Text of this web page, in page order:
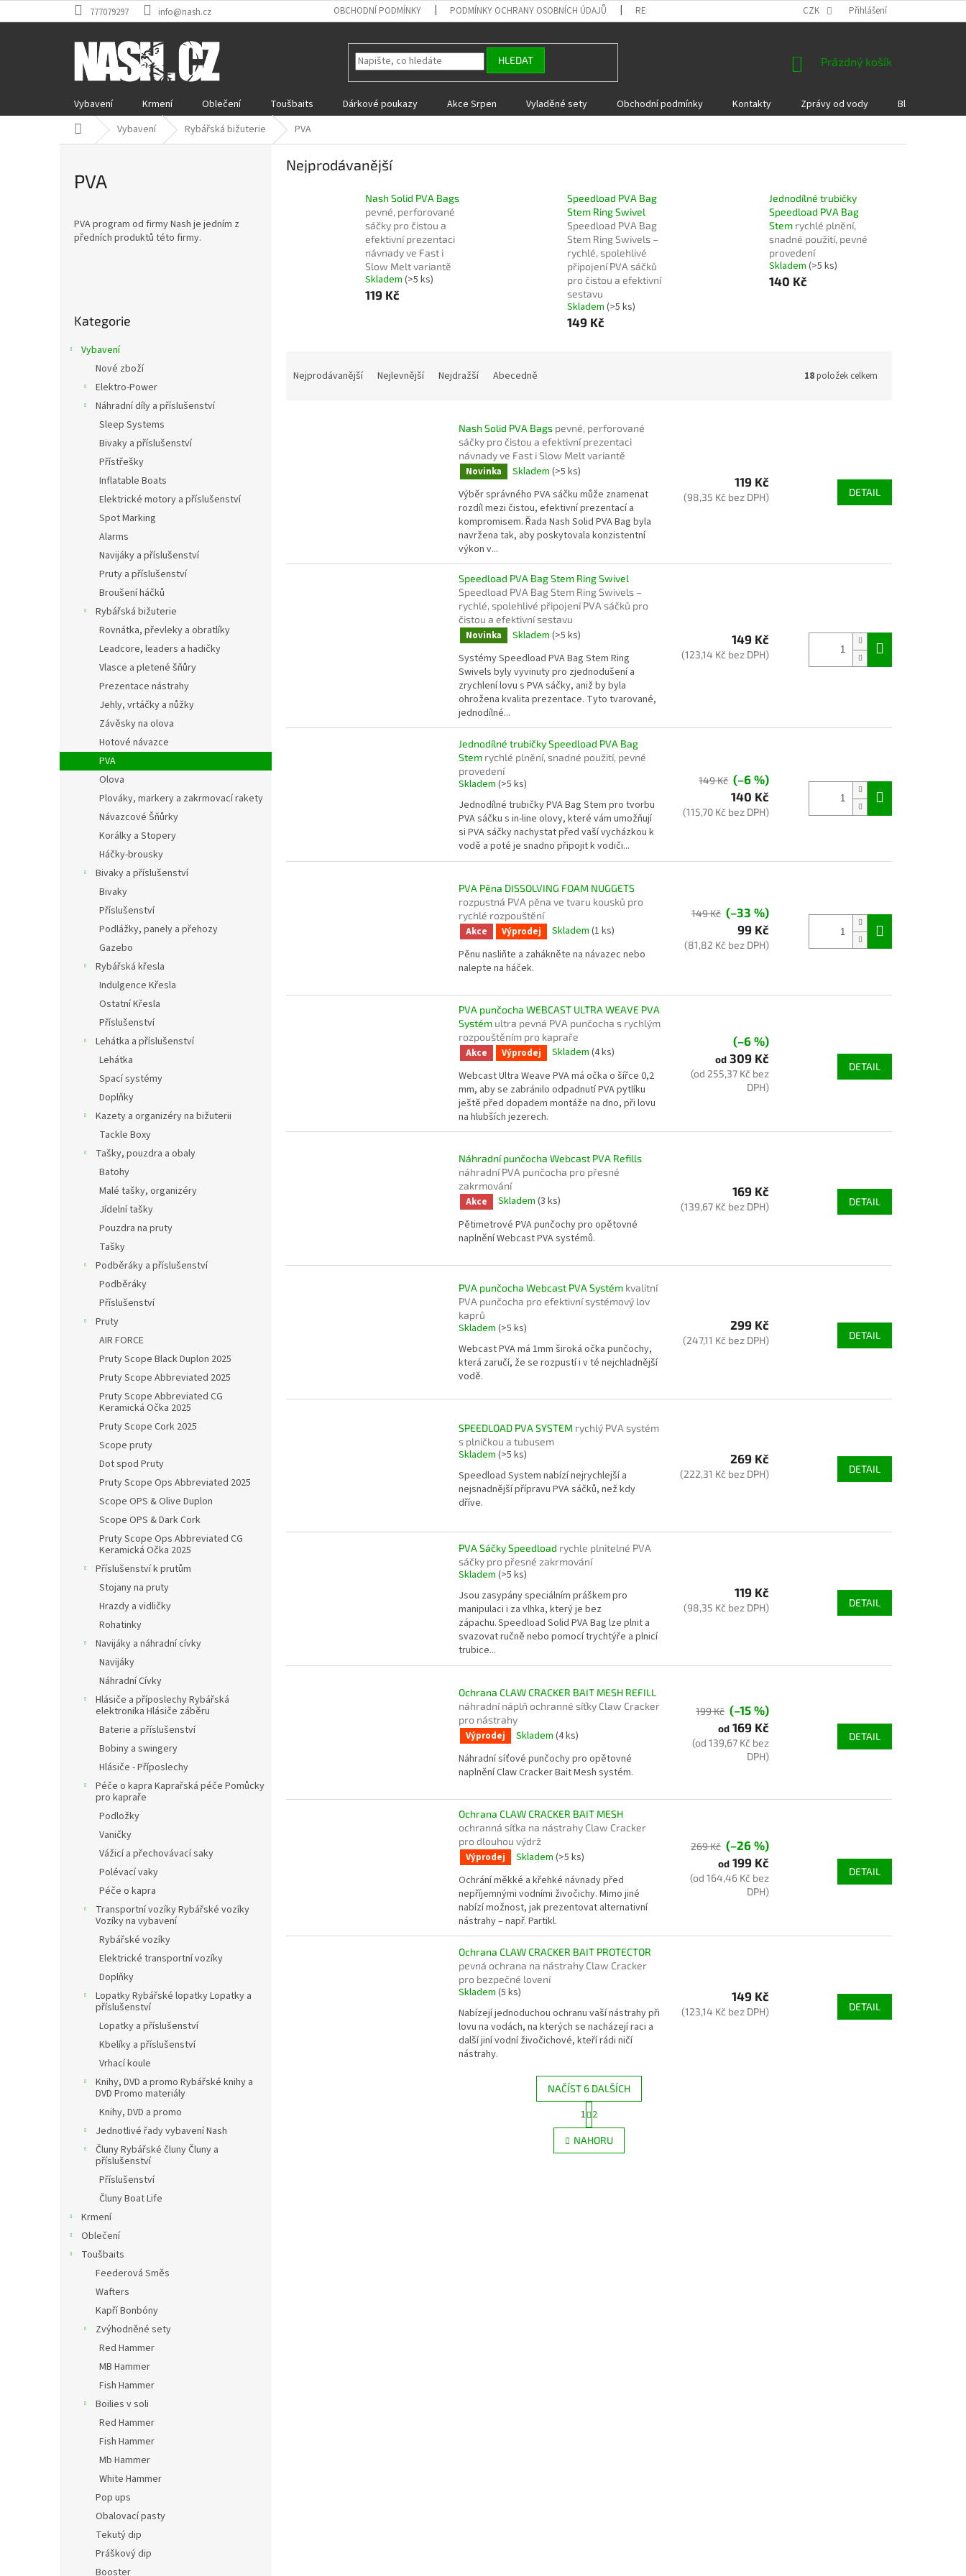
na
777079297 info@nash.cz OBCHODNÍ PODMÍNKY PODMÍNKY OCHRANY OSOBNÍCH ÚDAJŮ REKLAMACE A VRÁCENÍ ZBOŽÍ DÁRKOVÉ POUKAZY
CZK Přihlášení
HLEDAT
NÁKUPNÍ
Prázdný košík
Vybavení Krmení Oblečení Toušbaits Dárkové poukazy Akce Srpen Vyladěné sety Obchodní podmínky Kontakty Zprávy od vody Blog
Domů Vybavení Rybářská bižuterie PVA
PVA
PVA program od firmy Nash je jedním z
předních produktů této firmy.
kategorie
Kategorie
Vybavení
Nové zboží
Elektro-Power
Náhradní díly a příslušenství
Sleep Systems
Bivaky a příslušenství
Přístřešky
Inflatable Boats
Elektrické motory a příslušenství
Spot Marking
Alarms
Navijáky a příslušenství
Pruty a příslušenství
Broušení háčků
Rybářská bižuterie
Rovnátka, převleky a obratlíky
Leadcore, leaders a hadičky
Vlasce a pletené šňůry
Prezentace nástrahy
Jehly, vrtáčky a nůžky
Závěsky na olova
Hotové návazce
PVA
Olova
Plováky, markery a zakrmovací rakety
Návazcové Šňůrky
Korálky a Stopery
Háčky-brousky
Bivaky a příslušenství
Bivaky
Příslušenství
Podlážky, panely a přehozy
Gazebo
Rybářská křesla
Indulgence Křesla
Ostatní Křesla
Příslušenství
Lehátka a příslušenství
Lehátka
Spací systémy
Doplňky
Kazety a organizéry na bižuterii
Tackle Boxy
Tašky, pouzdra a obaly
Batohy
Malé tašky, organizéry
Jídelní tašky
Pouzdra na pruty
Tašky
Podběráky a příslušenství
Podběráky
Příslušenství
Pruty
AIR FORCE
Pruty Scope Black Duplon 2025
Pruty Scope Abbreviated 2025
Pruty Scope Abbreviated CG
Keramická Očka 2025
Pruty Scope Cork 2025
Scope pruty
Dot spod Pruty
Pruty Scope Ops Abbreviated 2025
Scope OPS & Olive Duplon
Scope OPS & Dark Cork
Pruty Scope Ops Abbreviated CG
Keramická Očka 2025
Příslušenství k prutům
Stojany na pruty
Hrazdy a vidličky
Rohatinky
Navijáky a náhradní cívky
Navijáky
Náhradní Cívky
Hlásiče a příposlechy Rybářská
elektronika Hlásiče záběru
Baterie a příslušenství
Bobiny a swingery
Hlásiče - Příposlechy
Péče o kapra Kaprařská péče Pomůcky
pro kapraře
Podložky
Vaničky
Vážicí a přechovávací saky
Polévací vaky
Péče o kapra
Transportní vozíky Rybářské vozíky
Vozíky na vybavení
Rybářské vozíky
Elektrické transportní vozíky
Doplňky
Lopatky Rybářské lopatky Lopatky a
příslušenství
Lopatky a příslušenství
Kbelíky a příslušenství
Vrhací koule
Knihy, DVD a promo Rybářské knihy a
DVD Promo materiály
Knihy, DVD a promo
Jednotlivé řady vybavení Nash
Čluny Rybářské čluny Čluny a
příslušenství
Příslušenství
Čluny Boat Life
Krmení
Oblečení
Toušbaits
Feederová Směs
Wafters
Kapří Bonbóny
Zvýhodněné sety
Red Hammer
MB Hammer
Fish Hammer
Boilies v soli
Red Hammer
Fish Hammer
Mb Hammer
White Hammer
Pop ups
Obalovací pasty
Tekutý dip
Práškový dip
Booster
Nejprodávanější
Nash Solid PVA Bags
pevné, perforované
sáčky pro čistou a
efektivní prezentaci
návnady ve Fast i
Slow Melt variantě
Skladem (>5 ks)
119 Kč
Speedload PVA Bag
Stem Ring Swivel
Speedload PVA Bag
Stem Ring Swivels –
rychlé, spolehlivé
připojení PVA sáčků
pro čistou a efektivní
sestavu
Skladem (>5 ks)
149 Kč
Jednodílné trubičky
Speedload PVA Bag
Stem rychlé plnění,
snadné použití, pevné
provedení
Skladem (>5 ks)
140 Kč
ů
Nejprodávanější Nejlevnější Nejdražší Abecedně 18položek celkem
u
Nash Solid PVA Bags pevné, perforované
sáčky pro čistou a efektivní prezentaci
návnady ve Fast i Slow Melt variantě
Novinka Skladem (>5 ks)
Výběr správného PVA sáčku může znamenat
rozdíl mezi čistou, efektivní prezentací a
kompromisem. Řada Nash Solid PVA Bag byla
navržena tak, aby poskytovala konzistentní
výkon v...
119 Kč
(98,35 Kč bez DPH) DETAIL
Speedload PVA Bag Stem Ring Swivel
Speedload PVA Bag Stem Ring Swivels –
rychlé, spolehlivé připojení PVA sáčků pro
čistou a efektivní sestavu
Novinka Skladem (>5 ks)
Systémy Speedload PVA Bag Stem Ring
Swivels byly vyvinuty pro zjednodušení a
zrychlení lovu s PVA sáčky, aniž by byla
ohrožena kvalita prezentace. Tyto tvarované,
jednodílné...
149 Kč
(123,14 Kč bez DPH)
Jednodílné trubičky Speedload PVA Bag
Stem rychlé plnění, snadné použití, pevné
provedení
Skladem (>5 ks)
Jednodílné trubičky PVA Bag Stem pro tvorbu
PVA sáčku s in-line olovy, které vám umožňují
si PVA sáčky nachystat před vaší vycházkou k
vodě a poté je snadno připojit k vodiči...
149 Kč (–6 %)
140 Kč
(115,70 Kč bez DPH)
PVA Pěna DISSOLVING FOAM NUGGETS
rozpustná PVA pěna ve tvaru kousků pro
rychlé rozpouštění
Akce Výprodej Skladem (1 ks)
Pěnu nasliňte a zahákněte na návazec nebo
nalepte na háček.
149 Kč (–33 %)
99 Kč
(81,82 Kč bez DPH)
PVA punčocha WEBCAST ULTRA WEAVE PVA
Systém ultra pevná PVA punčocha s rychlým
rozpouštěním pro kapraře
Akce Výprodej Skladem (4 ks)
Webcast Ultra Weave PVA má očka o šířce 0,2
mm, aby se zabránilo odpadnutí PVA pytlíku
ještě před dopadem montáže na dno, při lovu
na hlubších jezerech.
(–6 %)
od 309 Kč
(od 255,37 Kč bez
DPH)
DETAIL
Náhradní punčocha Webcast PVA Refills
náhradní PVA punčocha pro přesné
zakrmování
Akce Skladem (3 ks)
Pětimetrové PVA punčochy pro opětovné
naplnění Webcast PVA systémů.
169 Kč
(139,67 Kč bez DPH) DETAIL
PVA punčocha Webcast PVA Systém kvalitní
PVA punčocha pro efektivní systémový lov
kaprů
Skladem (>5 ks)
Webcast PVA má 1mm široká očka punčochy,
která zaručí, že se rozpustí i v té nejchladnější
vodě.
299 Kč
(247,11 Kč bez DPH) DETAIL
SPEEDLOAD PVA SYSTEM rychlý PVA systém
s plničkou a tubusem
Skladem (>5 ks)
Speedload System nabízí nejrychlejší a
nejsnadnější přípravu PVA sáčků, než kdy
dříve.
269 Kč
(222,31 Kč bez DPH) DETAIL
PVA Sáčky Speedload rychle plnitelné PVA
sáčky pro přesné zakrmování
Skladem (>5 ks)
Jsou zasypány speciálním práškem pro
manipulaci i za vlhka, který je bez
zápachu. Speedload Solid PVA Bag lze plnit a
svazovat ručně nebo pomocí trychtýře a plnicí
trubice...
119 Kč
(98,35 Kč bez DPH) DETAIL
Ochrana CLAW CRACKER BAIT MESH REFILL
náhradní náplň ochranné síťky Claw Cracker
pro nástrahy
Výprodej Skladem (4 ks)
Náhradní síťové punčochy pro opětovné
naplnění Claw Cracker Bait Mesh systém.
199 Kč (–15 %)
od 169 Kč
(od 139,67 Kč bez
DPH)
DETAIL
Ochrana CLAW CRACKER BAIT MESH
ochranná síťka na nástrahy Claw Cracker
pro dlouhou výdrž
Výprodej Skladem (>5 ks)
Ochrání měkké a křehké návnady před
nepříjemnými vodními živočichy. Mimo jiné
nabízí možnost, jak prezentovat alternativní
nástrahy – např. Partikl.
269 Kč (–26 %)
od 199 Kč
(od 164,46 Kč bez
DPH)
DETAIL
Ochrana CLAW CRACKER BAIT PROTECTOR
pevná ochrana na nástrahy Claw Cracker
pro bezpečné lovení
Skladem (5 ks)
Nabízejí jednoduchou ochranu vaší nástrahy při
lovu na vodách, na kterých se nacházejí raci a
další jiní vodní živočichové, kteří rádi ničí
nástrahy.
149 Kč
(123,14 Kč bez DPH) DETAIL
O
v
l
NAČÍST 6 DALŠÍCH
S
t
r
á
n
1 2
NAHORU